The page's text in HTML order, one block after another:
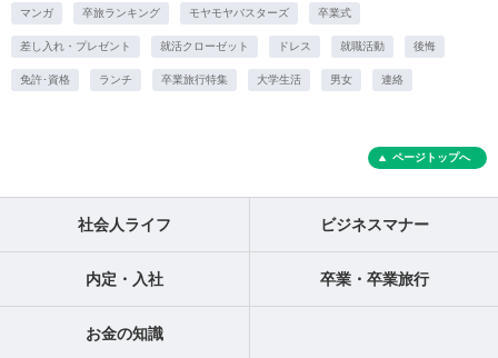
マンガ 卒旅ランキング モヤモヤバスターズ 卒業式
差し入れ・プレゼント 就活クローゼット ドレス 就職活動 後悔
免許･資格 ランチ 卒業旅行特集 大学生活 男女 連絡
ページトップへ
社会人ライフ ビジネスマナー
内定・入社 卒業・卒業旅行
お金の知識